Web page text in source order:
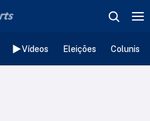
Vídeos Eleições